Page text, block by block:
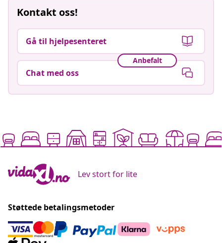
Kontakt oss!
Gå til hjelpesenteret
Anbefalt
Chat med oss
Lev stort for lite
Støttede betalingsmetoder